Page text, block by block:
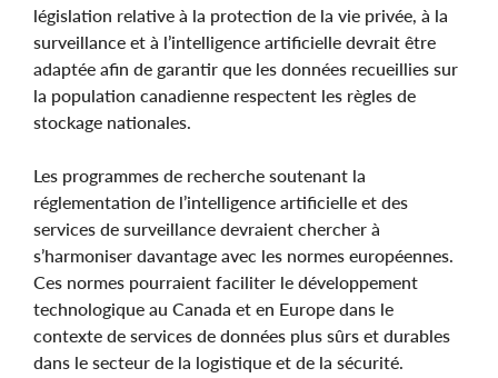
législation relative à la protection de la vie privée, à la
surveillance et à l’intelligence artificielle devrait être
adaptée afin de garantir que les données recueillies sur
la population canadienne respectent les règles de
stockage nationales.
Les programmes de recherche soutenant la
réglementation de l’intelligence artificielle et des
services de surveillance devraient chercher à
s’harmoniser davantage avec les normes européennes.
Ces normes pourraient faciliter le développement
technologique au Canada et en Europe dans le
contexte de services de données plus sûrs et durables
dans le secteur de la logistique et de la sécurité.